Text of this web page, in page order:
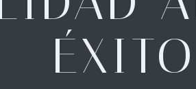
ÉXITO